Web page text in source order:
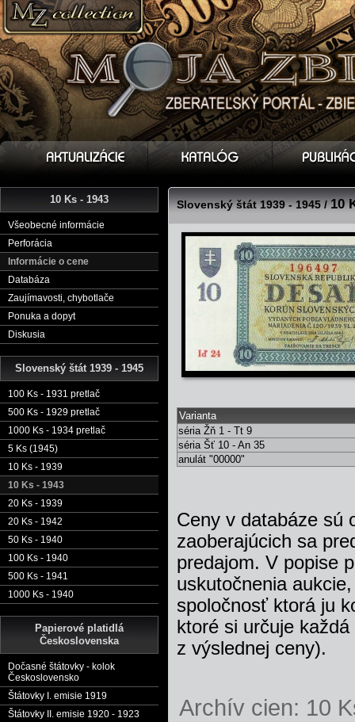
10 Ks - 1943
Všeobecné informácie
Perforácia
Informácie o cene
Databáza
Zaujímavosti, chybotlače
Ponuka a dopyt
Diskusia
Slovenský štát 1939 - 1945
100 Ks - 1931 pretlač
500 Ks - 1929 pretlač
1000 Ks - 1934 pretlač
5 Ks (1945)
10 Ks - 1939
10 Ks - 1943
20 Ks - 1939
20 Ks - 1942
50 Ks - 1940
100 Ks - 1940
500 Ks - 1941
1000 Ks - 1940
Papierové platidlá
Československa
Dočasné štátovky - kolok
Československo
Štátovky I. emisie 1919
Štátovky II. emisie 1920 - 1923
Slovenský štát 1939 - 1945 /10
Varianta
séria Žň 1 - Tt 9
séria Šť 10 - An 35
anulát "00000"
Ceny v databáze sú
zaoberajúcich sa
predajom. V popise
uskutočnenia
spoločnosť ktorá ju
ktoré si určuje
z výslednej ceny).
Archív cien: 10